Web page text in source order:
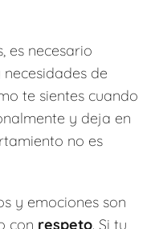
es necesario
de
te sientes cuando
y deja en
no es
y emociones son
con respeto. Si tu